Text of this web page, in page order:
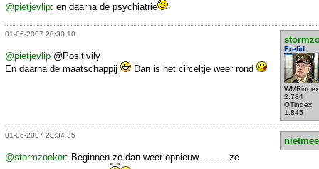
@pietjevlip: en daarna de psychiatrie
01-06-2007 20:30:10
Erelid
2.784
OTindex:
1.845
@pietjevlip @Positivily
En daarna de maatschappij
Dan is het circeltje weer rond
01-06-2007 20:34:35
@stormzoeker: Beginnen ze dan weer opnieuw...........ze